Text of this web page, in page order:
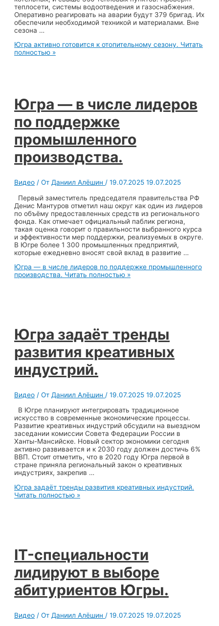
теплосети, системы водоотведения и газоснабжения.
Оперативно реагировать на аварии будут 379 бригад. Их
обеспечили необходимой техникой и материалами. Вне
сезона …
Югра активно готовится к отопительному сезону. Читать
полностью »
Югра — в числе лидеров
по поддержке
промышленного
производства.
Видео / От Даниил Алёшин /19.07.2025 19.07.2025
Первый заместитель председателя правительства РФ
Денис Мантуров отметил наш округ как один из лидеров
по объёму предоставленных средств из регионального
фонда. Как отмечает официальный паблик региона,
такая оценка говорит о правильности выбранного курса
и эффективности мер поддержки, реализуемых в округе.
В Югре более 1 300 промышленных предприятий,
которые ежедневно вносят свой вклад в развитие …
Югра — в числе лидеров по поддержке промышленного
производства. Читать полностью »
Югра задаёт тренды
развития креативных
индустрий.
Видео / От Даниил Алёшин /19.07.2025 19.07.2025
В Югре планируют интегрировать традиционное
искусство в современные экономические процессы.
Развитие креативных индустрий обсудили на выездном
заседании комиссии Совета Федерации России в
Ханты-Мансийске. Новый сектор экономики сегодня
активно развивается и к 2030 году должен достичь 6%
ВВП. Стоит отметить, что в 2020 году Югра первой в
стране приняла региональный закон о креативных
индустриях, закрепив …
Югра задаёт тренды развития креативных индустрий.
Читать полностью »
IT-специальности
лидируют в выборе
абитуриентов Югры.
Видео / От Даниил Алёшин /19.07.2025 19.07.2025